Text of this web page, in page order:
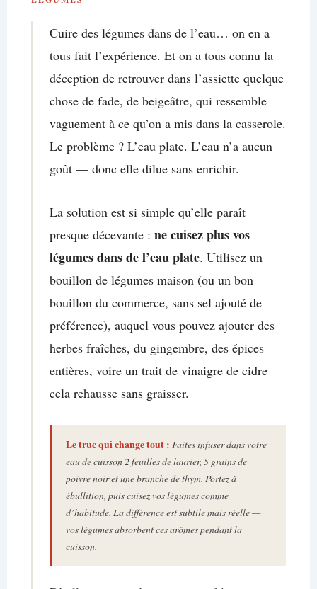
Cuire des légumes dans de l’eau… on en a
tous fait l’expérience. Et on a tous connu la
déception de retrouver dans l’assiette quelque
chose de fade, de beigeâtre, qui ressemble
vaguement à ce qu’on a mis dans la casserole.
Le problème ? L’eau plate. L’eau n’a aucun
goût — donc elle dilue sans enrichir.
La solution est si simple qu’elle paraît
presque décevante : ne cuisez plus vos
légumes dans de l’eau plate. Utilisez un
bouillon de légumes maison (ou un bon
bouillon du commerce, sans sel ajouté de
préférence), auquel vous pouvez ajouter des
herbes fraîches, du gingembre, des épices
entières, voire un trait de vinaigre de cidre —
cela rehausse sans graisser.
Le truc qui change tout : Faites infuser dans votre
eau de cuisson 2 feuilles de laurier, 5 grains de
poivre noir et une branche de thym. Portez à
ébullition, puis cuisez vos légumes comme
d’habitude. La différence est subtile mais réelle —
vos légumes absorbent ces arômes pendant la
cuisson.